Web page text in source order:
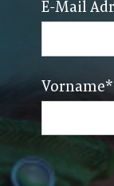
E-Mail
Vorname*